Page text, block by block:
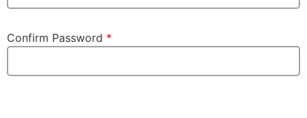
Confirm Password *